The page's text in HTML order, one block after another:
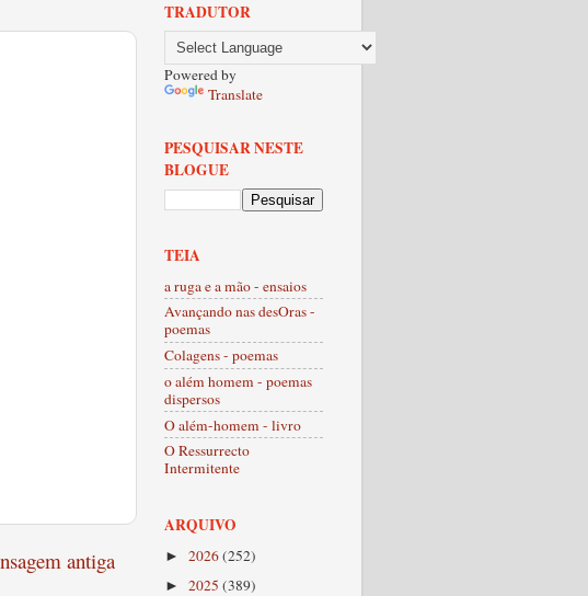
antiga
TRADUTOR
Powered by
Translate
PESQUISAR NESTE
BLOGUE
TEIA
a ruga e a mão - ensaios
Avançando nas desOras -
poemas
Colagens - poemas
o além homem - poemas
dispersos
O além-homem - livro
O Ressurrecto
Intermitente
ARQUIVO
► 2026(252)
► 2025 (389)